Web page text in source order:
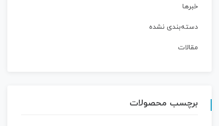
خبرها
دسته‌بندی نشده
مقالات
برچسب محصولات